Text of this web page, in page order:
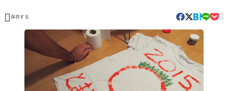
 保存する 